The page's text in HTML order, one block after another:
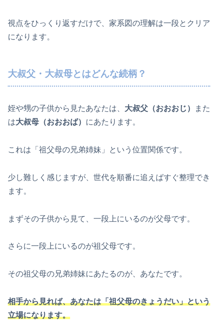
視点をひっくり返すだけで、家系図の理解は一段とクリア
になります。
大叔父・大叔母とはどんな続柄？
姪や甥の子供から見たあなたは、 大叔父（おおおじ）
また
は大叔母（おおおば） にあたります。
これは「祖父母の兄弟姉妹」という位置関係です。
少し難しく感じますが、世代を順番に追えばすぐ整理でき
ます。
まずその子供から見て、一段上にいるのが父母です。
さらに一段上にいるのが祖父母です。
その祖父母の兄弟姉妹にあたるのが、あなたです。
相手から見れば、あなたは「祖父母のきょうだい」という
立場になります。